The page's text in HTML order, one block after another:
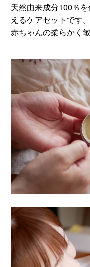
天然由来成分100％
えるケアセットです。
赤ちゃんの柔らかく